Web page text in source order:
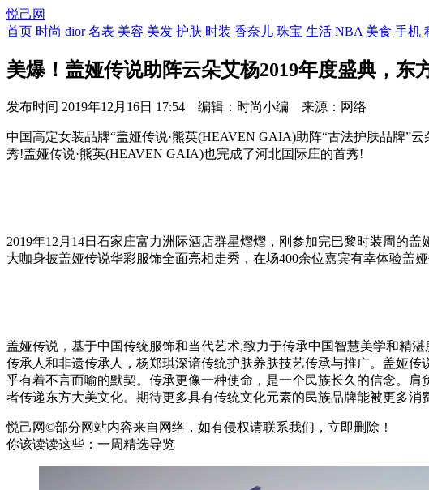
悦己网
首页 时尚 dior 名表 美容 美发 护肤 时装 香奈儿 珠宝 生活 NBA 美食 手机
美爆！盖娅传说助阵云朵艾杨2019年度盛典，东
发布时间 2019年12月16日 17:54 编辑：时尚小编 来源：网络
中国高定女装品牌“盖娅传说·熊英(HEAVEN GAIA)助阵“古法护肤品牌”
秀!盖娅传说·熊英(HEAVEN GAIA)也完成了河北国际庄的首秀!
2019年12月14日石家庄富力洲际酒店群星熠熠，刚参加完巴黎时装周的
大咖身披盖娅传说华彩服饰全面亮相走秀，在场400余位嘉宾有幸体验盖
盖娅传说，基于中国传统服饰和当代艺术,致力于传承中国智慧美学和精
传承人和非遗传承人，杨郑琪深谙传统护肤养肤技艺传承与推广。盖娅
乎有着不言而喻的默契。传承更像一种使命，是一个民族长久的信念。
者传递东方大美文化。期待更多具有传统文化元素的民族品牌能被更多消
悦己网©部分网站内容来自网络，如有侵权请联系我们，立即删除！
你该读读这些：一周精选导览